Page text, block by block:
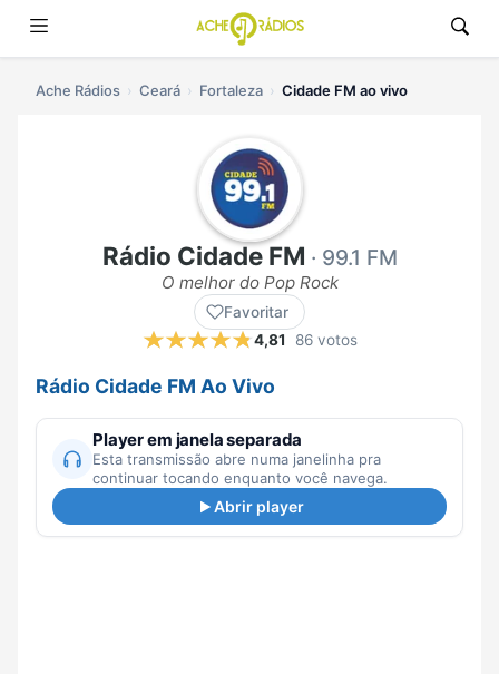
Ache Rádios Ceará Fortaleza Cidade FM ao vivo
Rádio Cidade FM · 99.1 FM
O melhor do Pop Rock
Favoritar
4,81
86 votos
Rádio Cidade FM Ao Vivo
Player em janela separada
Esta transmissão abre numa janelinha pra
continuar tocando enquanto você navega.
Abrir player